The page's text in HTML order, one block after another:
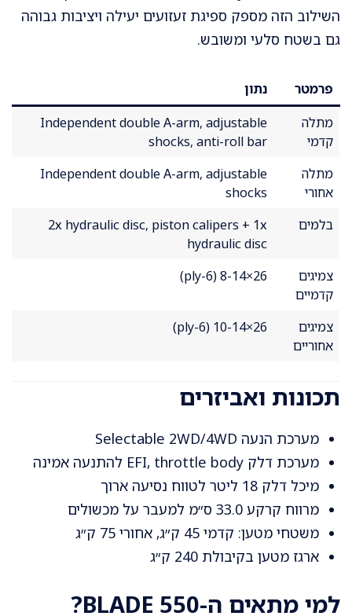
השילוב הזה מספק ספיגת זעזועים יעילה ויציבות גבוהה
גם בשטח סלעי ומשובש.
פרמטר
נתון
מתלה
קדמי
Independent double A-arm, adjustable
shocks, anti-roll bar
מתלה
אחורי
Independent double A-arm, adjustable
shocks
בלמים
2x hydraulic disc, piston calipers + 1x
hydraulic disc
צמיגים
קדמיים
26×8-14 (6-ply)
צמיגים
אחוריים
26×10-14 (6-ply)
תכונות ואביזרים
מערכת הנעה Selectable 2WD/4WD
מערכת דלק EFI, throttle body להתנעה אמינה
מיכל דלק 18 ליטר לטווח נסיעה ארוך
מרווח קרקע 33.0 ס״מ למעבר על מכשולים
משטחי מטען: קדמי 45 ק״ג, אחורי 75 ק״ג
ארגז מטען בקיבולת 240 ק״ג
למי מתאים ה-BLADE 550?